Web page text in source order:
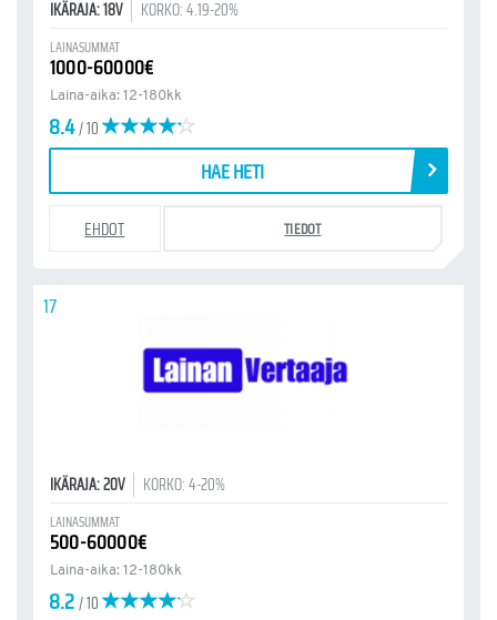
IKÄRAJA: 18V KORKO: 4.19-20%
LAINASUMMAT
1000-60000€
Laina-aika: 12-180kk
8.4/ 10
HAE HETI
EHDOT TIEDOT
17
IKÄRAJA: 20V KORKO: 4-20%
LAINASUMMAT
500-60000€
Laina-aika: 12-180kk
8.2/ 10